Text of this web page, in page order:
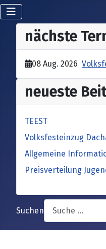
nächste
08 Aug. 2026
neueste
TEEST
Volksfesteinzug
Allgemeine
Preisverteilung
Suchen